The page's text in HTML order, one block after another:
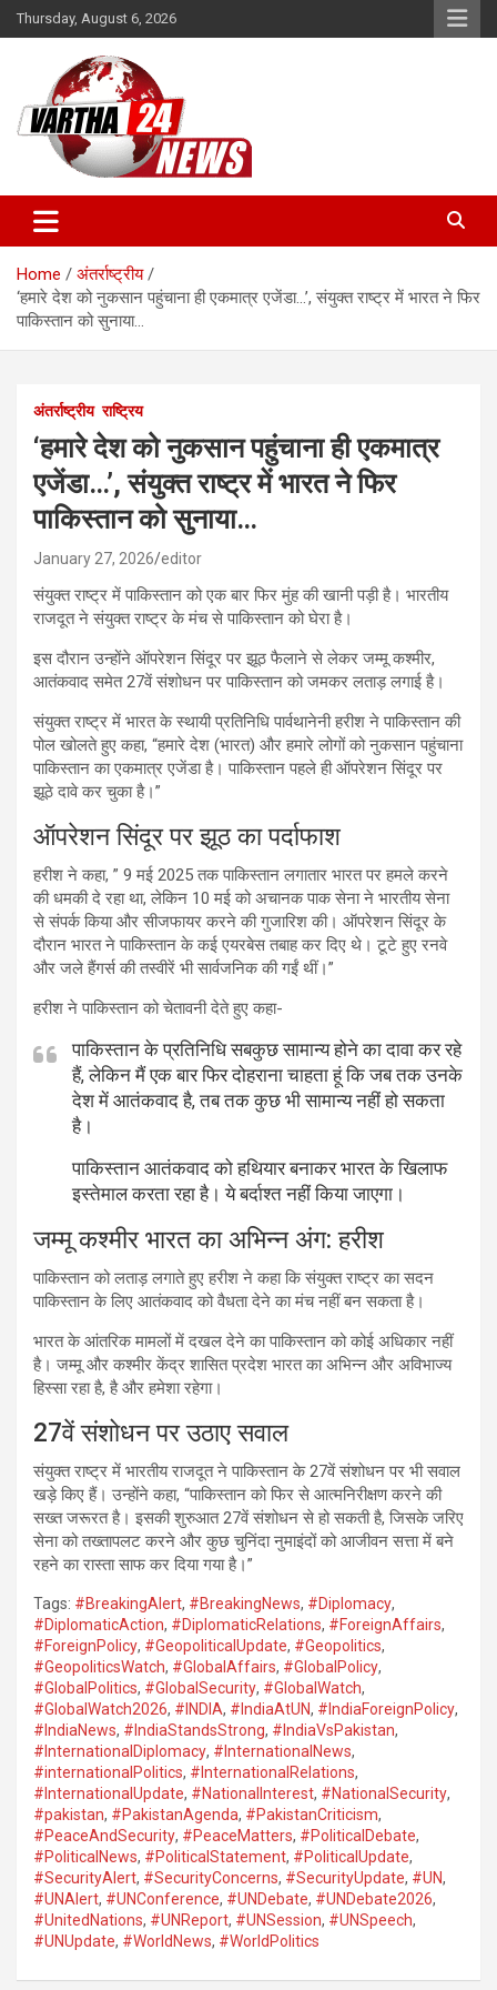
Skip
to
Thursday, August 6, 2026
Vartha 24
Home
अंतर्राष्ट्रीय
‘हमारे देश को नुकसान पहुंचाना ही एकमात्र एजेंडा…’, संयुक्त राष्ट्र में भारत ने फिर
पाकिस्तान को सुनाया…
अंतर्राष्ट्रीय राष्ट्रिय
‘हमारे देश को नुकसान पहुंचाना ही एकमात्र
एजेंडा…’, संयुक्त राष्ट्र में भारत ने फिर
पाकिस्तान को सुनाया…
January 27, 2026 editor
संयुक्त राष्ट्र में पाकिस्तान को एक बार फिर मुंह की खानी पड़ी है। भारतीय
राजदूत ने संयुक्त राष्ट्र के मंच से पाकिस्तान को घेरा है।
इस दौरान उन्होंने ऑपरेशन सिंदूर पर झूठ फैलाने से लेकर जम्मू कश्मीर,
आतंकवाद समेत 27वें संशोधन पर पाकिस्तान को जमकर लताड़ लगाई है।
संयुक्त राष्ट्र में भारत के स्थायी प्रतिनिधि पार्वथानेनी हरीश ने पाकिस्तान की
पोल खोलते हुए कहा, “हमारे देश (भारत) और हमारे लोगों को नुकसान पहुंचाना
पाकिस्तान का एकमात्र एजेंडा है। पाकिस्तान पहले ही ऑपरेशन सिंदूर पर
झूठे दावे कर चुका है।”
ऑपरेशन सिंदूर पर झूठ का पर्दाफाश
हरीश ने कहा, ” 9 मई 2025 तक पाकिस्तान लगातार भारत पर हमले करने
की धमकी दे रहा था, लेकिन 10 मई को अचानक पाक सेना ने भारतीय सेना
से संपर्क किया और सीजफायर करने की गुजारिश की। ऑपरेशन सिंदूर के
दौरान भारत ने पाकिस्तान के कई एयरबेस तबाह कर दिए थे। टूटे हुए रनवे
और जले हैंगर्स की तस्वीरें भी सार्वजनिक की गईं थीं।”
हरीश ने पाकिस्तान को चेतावनी देते हुए कहा-
पाकिस्तान के प्रतिनिधि सबकुछ सामान्य होने का दावा कर रहे
हैं, लेकिन मैं एक बार फिर दोहराना चाहता हूं कि जब तक उनके
देश में आतंकवाद है, तब तक कुछ भी सामान्य नहीं हो सकता
है।
पाकिस्तान आतंकवाद को हथियार बनाकर भारत के खिलाफ
इस्तेमाल करता रहा है। ये बर्दाश्त नहीं किया जाएगा।
जम्मू कश्मीर भारत का अभिन्न अंग: हरीश
पाकिस्तान को लताड़ लगाते हुए हरीश ने कहा कि संयुक्त राष्ट्र का सदन
पाकिस्तान के लिए आतंकवाद को वैधता देने का मंच नहीं बन सकता है।
भारत के आंतरिक मामलों में दखल देने का पाकिस्तान को कोई अधिकार नहीं
है। जम्मू और कश्मीर केंद्र शासित प्रदेश भारत का अभिन्न और अविभाज्य
हिस्सा रहा है, है और हमेशा रहेगा।
27वें संशोधन पर उठाए सवाल
संयुक्त राष्ट्र में भारतीय राजदूत ने पाकिस्तान के 27वें संशोधन पर भी सवाल
खड़े किए हैं। उन्होंने कहा, “पाकिस्तान को फिर से आत्मनिरीक्षण करने की
सख्त जरूरत है। इसकी शुरुआत 27वें संशोधन से हो सकती है, जिसके जरिए
सेना को तख्तापलट करने और कुछ चुनिंदा नुमाइंदों को आजीवन सत्ता में बने
रहने का रास्ता साफ कर दिया गया है।”
Tags: #BreakingAlert, #BreakingNews, #Diplomacy,
#DiplomaticAction, #DiplomaticRelations, #ForeignAffairs,
#ForeignPolicy, #GeopoliticalUpdate, #Geopolitics,
#GeopoliticsWatch, #GlobalAffairs, #GlobalPolicy,
#GlobalPolitics, #GlobalSecurity, #GlobalWatch,
#GlobalWatch2026, #INDIA, #IndiaAtUN, #IndiaForeignPolicy,
#IndiaNews, #IndiaStandsStrong, #IndiaVsPakistan,
#InternationalDiplomacy, #InternationalNews,
#internationalPolitics, #InternationalRelations,
#InternationalUpdate, #NationalInterest, #NationalSecurity,
#pakistan, #PakistanAgenda, #PakistanCriticism,
#PeaceAndSecurity, #PeaceMatters, #PoliticalDebate,
#PoliticalNews, #PoliticalStatement, #PoliticalUpdate,
#SecurityAlert, #SecurityConcerns, #SecurityUpdate, #UN,
#UNAlert, #UNConference, #UNDebate, #UNDebate2026,
#UnitedNations, #UNReport, #UNSession, #UNSpeech,
#UNUpdate, #WorldNews, #WorldPolitics